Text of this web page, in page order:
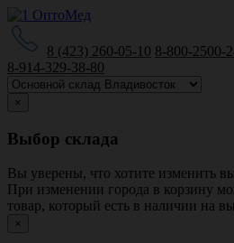
8 (423) 260-05-10 8-800-2500-
8-914-329-38-80
×
Выбор склада
Вы уверены, что хотите изменить
При изменении города в корзину
товар, который есть в наличии на
×